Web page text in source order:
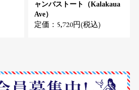
ャンバストート（Kalakaua
Ave）
定価：5,720円(税込)